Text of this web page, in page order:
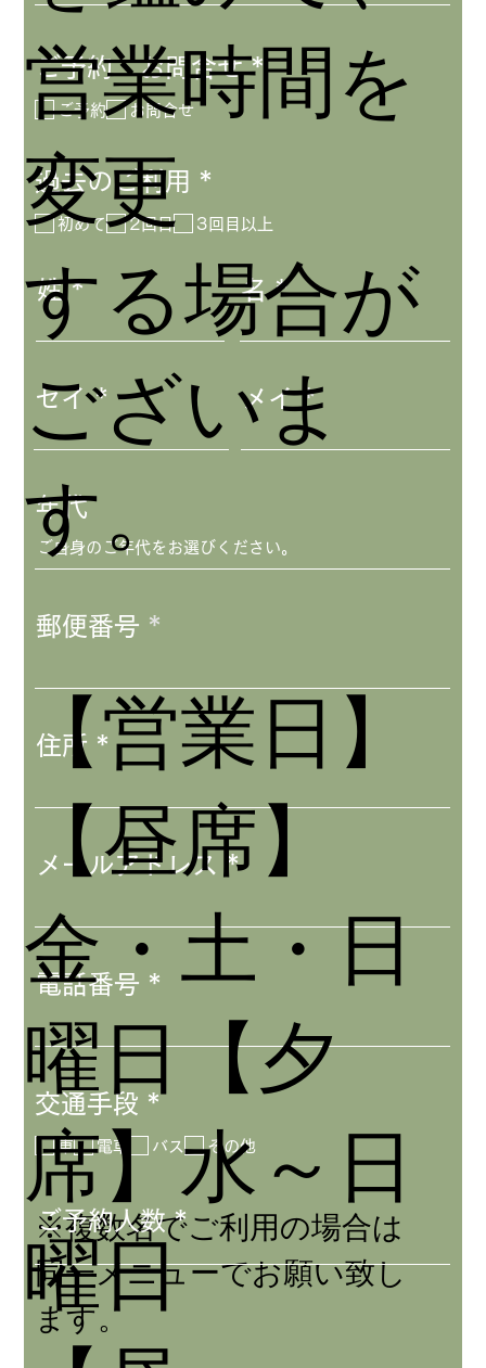
ご予約・お問合せ * 必
須
項
ご予約 お問合せ
姓
セイ
年代
住所
メールアドレス
交通手段 *必
項
車 電車 バス その他
※複数名でご利用の場合は
同一メニューでお願い致し
ます。
ご予約人数
過去のご利用 *
項
目
初めて 2回目 3回目以上
名
メイ
郵便番号
電話番号
営業時間を
変更
する場合が
ございま
す。
【営業日】
【昼席】
金・土・日
曜日【夕
席】水～日
曜日